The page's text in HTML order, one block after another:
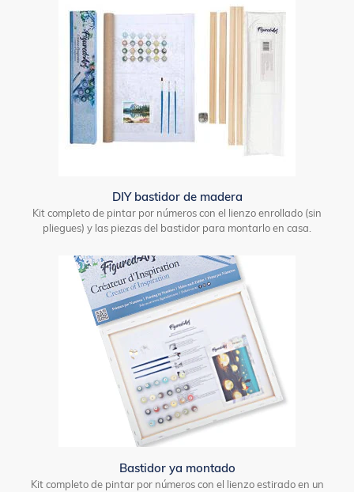
DIY bastidor de madera
Kit completo de pintar por números con el lienzo enrollado (sin
pliegues) y las piezas del bastidor para montarlo en casa.
Bastidor ya montado
Kit completo de pintar por números con el lienzo estirado en un